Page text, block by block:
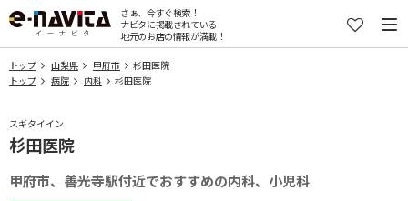
さぁ、今すぐ検索！
ナビタに掲載されている
地元のお店の情報が満載！
トップ 山梨県 甲府市
杉田医院
トップ
病院 内科 杉田医院
スギタイイン
杉田医院
甲府市、善光寺駅付近でおすすめの内科、小児科